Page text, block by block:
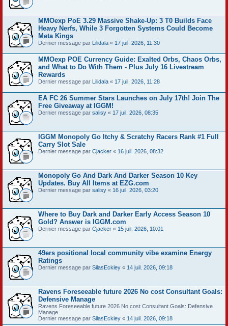
MMOexp PoE 3.29 Massive Shake-Up: 3 T0 Builds Face
Heavy Nerfs, While 3 Forgotten Systems Could Become
Meta Kings
Dernier message par Lilidala « 17 juil. 2026, 11:30
MMOexp POE Currency Guide: Exalted Orbs, Chaos Orbs,
and What to Do With Them - Plus July 16 Livestream
Rewards
Dernier message par Lilidala « 17 juil. 2026, 11:28
EA FC 26 Summer Stars Launches on July 17th! Join The
Free Giveaway at IGGM!
Dernier message par salisy « 17 juil. 2026, 08:35
IGGM Monopoly Go Itchy & Scratchy Racers Rank #1 Full
Carry Slot Sale
Dernier message par Cjacker « 16 juil. 2026, 08:32
Monopoly Go And Dark And Darker Season 10 Key
Updates. Buy All Items at EZG.com
Dernier message par salisy « 16 juil. 2026, 03:20
Where to Buy Dark and Darker Early Access Season 10
Gold? Answer is IGGM.com
Dernier message par Cjacker « 15 juil. 2026, 10:01
49ers positional local community vibe examine Energy
Ratings
Dernier message par SilasEckley « 14 juil. 2026, 09:18
Ravens Foreseeable future 2026 No cost Consultant Goals:
Defensive Manage
Ravens Foreseeable future 2026 No cost Consultant Goals: Defensive
Manage
Dernier message par SilasEckley « 14 juil. 2026, 09:18